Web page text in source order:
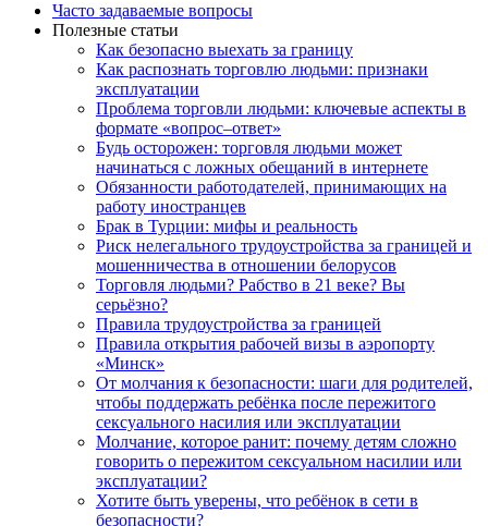
Часто задаваемые вопросы
Полезные статьи
Как безопасно выехать за границу
Как распознать торговлю людьми: признаки
эксплуатации
Проблема торговли людьми: ключевые аспекты в
формате «вопрос–ответ»
Будь осторожен: торговля людьми может
начинаться с ложных обещаний в интернете
Обязанности работодателей, принимающих на
работу иностранцев
Брак в Турции: мифы и реальность
Риск нелегального трудоустройства за границей и
мошенничества в отношении белорусов
Торговля людьми? Рабство в 21 веке? Вы
серьёзно?
Правила трудоустройства за границей
Правила открытия рабочей визы в аэропорту
«Минск»
От молчания к безопасности: шаги для родителей,
чтобы поддержать ребёнка после пережитого
сексуального насилия или эксплуатации
Молчание, которое ранит: почему детям сложно
говорить о пережитом сексуальном насилии или
эксплуатации?
Хотите быть уверены, что ребёнок в сети в
безопасности?